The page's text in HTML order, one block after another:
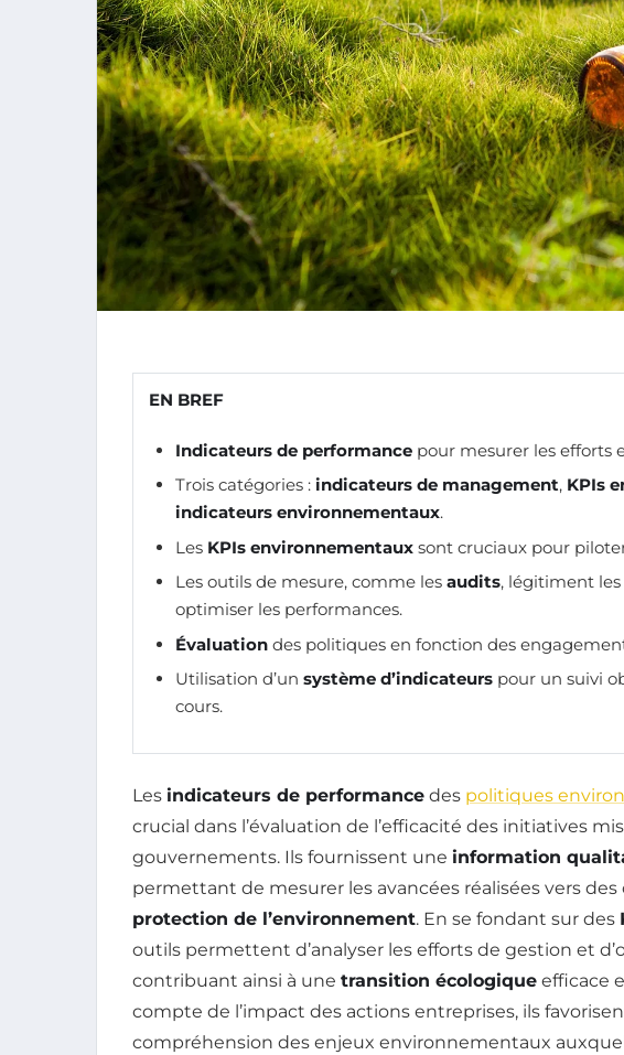
EN BREF
Indicateurs de performance pour mesurer les efforts
Trois catégories : indicateurs de management, KPIs
indicateurs environnementaux.
Les KPIs environnementaux sont cruciaux pour
Les outils de mesure, comme les audits, légitiment les
optimiser les performances.
Évaluation des politiques en fonction des
Utilisation d’un système d’indicateurs pour un suivi
cours.
Les indicateurs de performance des politiques
crucial dans l’évaluation de l’efficacité des initiatives
gouvernements. Ils fournissent une information
permettant de mesurer les avancées réalisées vers des
protection de l’environnement. En se fondant sur des
outils permettent d’analyser les efforts de gestion et
contribuant ainsi à une transition écologique efficace
compte de l’impact des actions entreprises, ils
compréhension des enjeux environnementaux